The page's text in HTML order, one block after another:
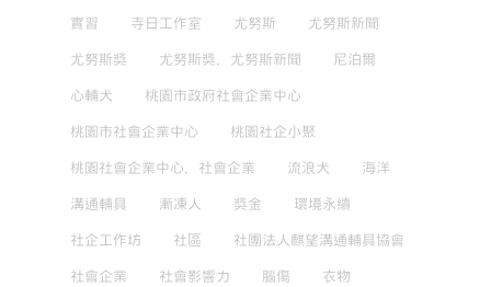
實習 寺日工作室 尤努斯 尤努斯新聞
尤努斯獎 尤努斯獎，尤努斯新聞 尼泊爾
心輔犬 桃園市政府社會企業中心
桃園市社會企業中心 桃園社企小聚
桃園社會企業中心，社會企業 流浪犬 海洋
溝通輔具 漸凍人 獎金 環境永續
社企工作坊 社區 社團法人麒望溝通輔具協會
社會企業 社會影響力 腦傷 衣物